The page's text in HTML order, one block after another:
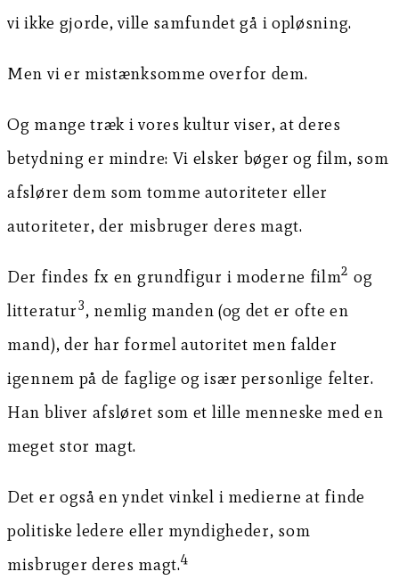
vi ikke gjorde, ville samfundet gå i opløsning.
Men vi er mistænksomme overfor dem.
Og mange træk i vores kultur viser, at deres
betydning er mindre: Vi elsker bøger og film, som
afslører dem som tomme autoriteter eller
autoriteter, der misbruger deres magt.
Der findes fx en grundfigur i moderne film2 og
litteratur3, nemlig manden (og det er ofte en
mand), der har formel autoritet men falder
igennem på de faglige og især personlige felter.
Han bliver afsløret som et lille menneske med en
meget stor magt.
Det er også en yndet vinkel i medierne at finde
politiske ledere eller myndigheder, som
misbruger deres magt.4